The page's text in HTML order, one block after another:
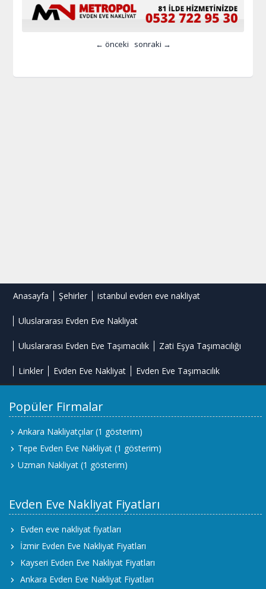
← önceki sonraki →
Anasayfa Şehirler istanbul evden eve nakliyat
Uluslararası Evden Eve Nakliyat
Uluslararası Evden Eve Taşımacılık Zati Eşya Taşımacılığı
Linkler Evden Eve Nakliyat Evden Eve Taşımacılık
Popüler Firmalar
Ankara Nakliyatçılar (1 gösterim)
Tepe Evden Eve Nakliyat (1 gösterim)
Uzman Nakliyat (1 gösterim)
Evden Eve Nakliyat Fiyatları
Evden eve nakliyat fiyatları
İzmir Evden Eve Nakliyat Fiyatları
Kayseri Evden Eve Nakliyat Fiyatları
Ankara Evden Eve Nakliyat Fiyatları